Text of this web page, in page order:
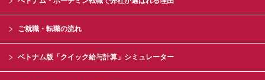
ご就職・転職の流れ
ベトナム版「クイック給与計算」シミュレーター